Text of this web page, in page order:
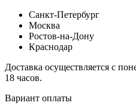
Санкт-Петербург
Москва
Ростов-на-Дону
Краснодар
Доставка осуществляется с
18 часов.
Вариант оплаты